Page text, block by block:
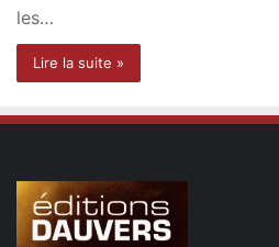
les…
Lire la suite »